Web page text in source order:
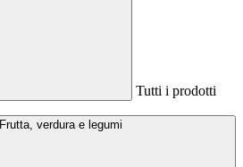
Tutti i prodotti
Frutta, verdura e legumi